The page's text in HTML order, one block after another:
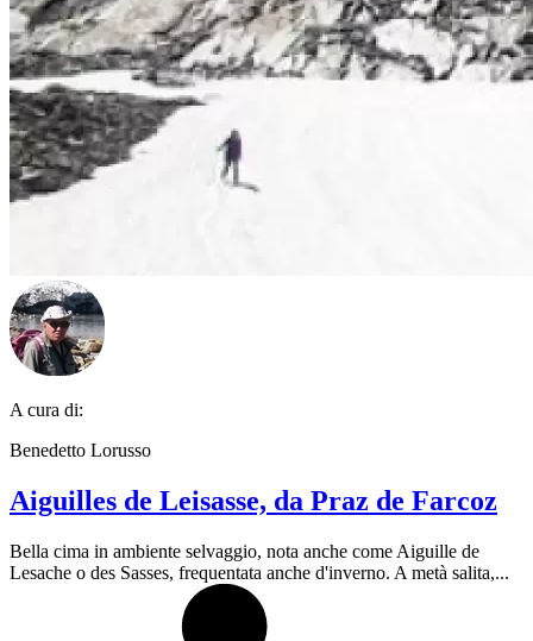
A cura di:
Benedetto Lorusso
Aiguilles de Leisasse, da Praz de Farcoz
Bella cima in ambiente selvaggio, nota anche come Aiguille de
Lesache o des Sasses, frequentata anche d'inverno. A metà salita,...